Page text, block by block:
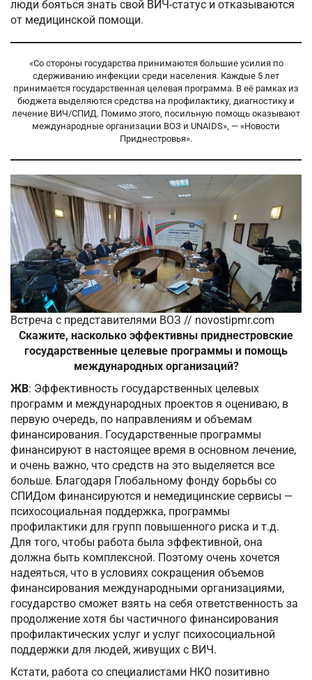
люди бояться знать свой ВИЧ-статус и отказываются
от медицинской помощи.
«Со стороны государства принимаются большие усилия по
сдерживанию инфекции среди населения. Каждые 5 лет
принимается государственная целевая программа. В её рамках из
бюджета выделяются средства на профилактику, диагностику и
лечение ВИЧ/СПИД. Помимо этого, посильную помощь оказывают
международные организации ВОЗ и UNAIDS», — «Новости
Приднестровья».
Встреча с представителями ВОЗ // novostipmr.com
Скажите, насколько эффективны приднестровские
государственные целевые программы и помощь
международных организаций?
ЖВ: Эффективность государственных целевых
программ и международных проектов я оцениваю, в
первую очередь, по направлениям и объемам
финансирования. Государственные программы
финансируют в настоящее время в основном лечение,
и очень важно, что средств на это выделяется все
больше. Благодаря Глобальному фонду борьбы со
СПИДом финансируются и немедицинские сервисы —
психосоциальная поддержка, программы
профилактики для групп повышенного риска и т.д.
Для того, чтобы работа была эффективной, она
должна быть комплексной. Поэтому очень хочется
надеяться, что в условиях сокращения объемов
финансирования международными организациями,
государство сможет взять на себя ответственность за
продолжение хотя бы частичного финансирования
профилактических услуг и услуг психосоциальной
поддержки для людей, живущих с ВИЧ.
Кстати, работа со специалистами НКО позитивно